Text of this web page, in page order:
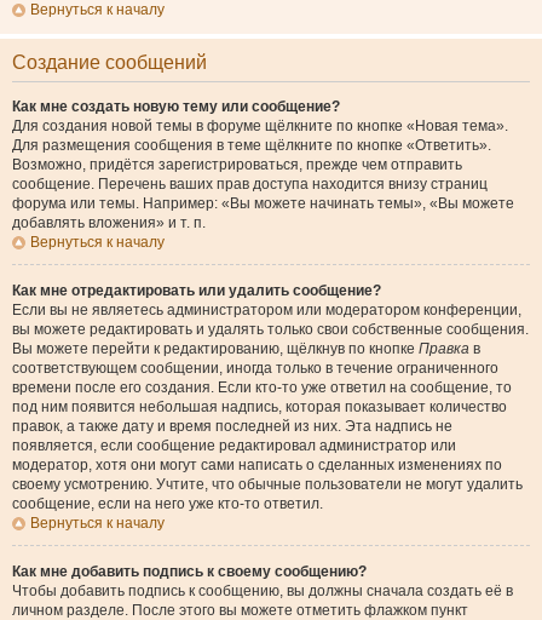
Вернуться к началу
Создание сообщений
Как мне создать новую тему или сообщение?
Для создания новой темы в форуме щёлкните по кнопке «Новая тема».
Для размещения сообщения в теме щёлкните по кнопке «Ответить».
Возможно, придётся зарегистрироваться, прежде чем отправить
сообщение. Перечень ваших прав доступа находится внизу страниц
форума или темы. Например: «Вы можете начинать темы», «Вы можете
добавлять вложения» и т. п.
Вернуться к началу
Как мне отредактировать или удалить сообщение?
Если вы не являетесь администратором или модератором конференции,
вы можете редактировать и удалять только свои собственные сообщения.
Вы можете перейти к редактированию, щёлкнув по кнопке Правка в
соответствующем сообщении, иногда только в течение ограниченного
времени после его создания. Если кто-то уже ответил на сообщение, то
под ним появится небольшая надпись, которая показывает количество
правок, а также дату и время последней из них. Эта надпись не
появляется, если сообщение редактировал администратор или
модератор, хотя они могут сами написать о сделанных изменениях по
своему усмотрению. Учтите, что обычные пользователи не могут удалить
сообщение, если на него уже кто-то ответил.
Вернуться к началу
Как мне добавить подпись к своему сообщению?
Чтобы добавить подпись к сообщению, вы должны сначала создать её в
личном разделе. После этого вы можете отметить флажком пункт